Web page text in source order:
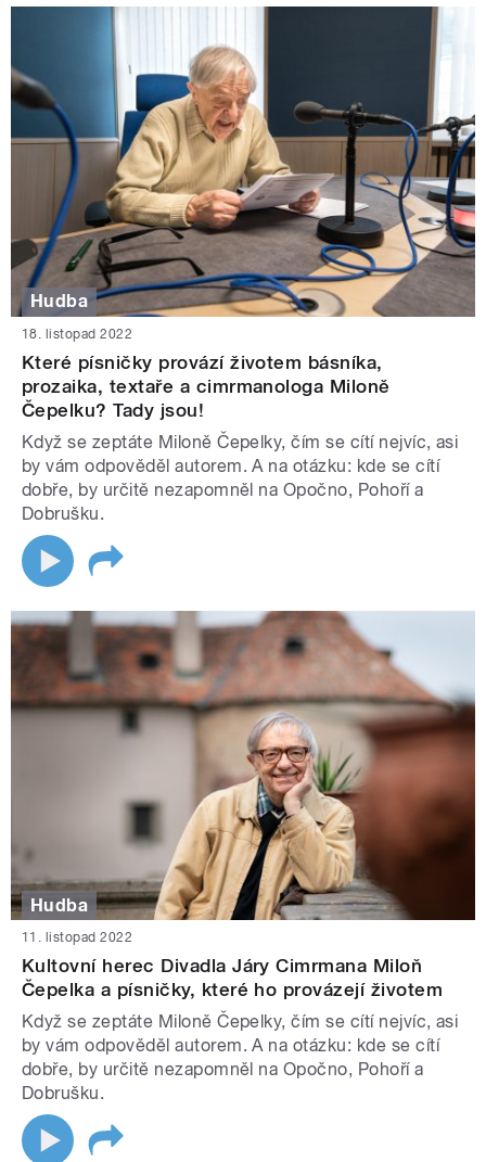
Hudba
18. listopad 2022
Které písničky provází životem básníka,
prozaika, textaře a cimrmanologa Miloně
Čepelku? Tady jsou!
Když se zeptáte Miloně Čepelky, čím se cítí nejvíc, asi
by vám odpověděl autorem. A na otázku: kde se cítí
dobře, by určitě nezapomněl na Opočno, Pohoří a
Dobrušku.
Hudba
11. listopad 2022
Kultovní herec Divadla Járy Cimrmana Miloň
Čepelka a písničky, které ho provázejí životem
Když se zeptáte Miloně Čepelky, čím se cítí nejvíc, asi
by vám odpověděl autorem. A na otázku: kde se cítí
dobře, by určitě nezapomněl na Opočno, Pohoří a
Dobrušku.